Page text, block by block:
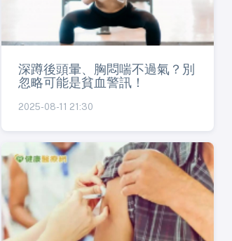
深蹲後頭暈、胸悶喘不過氣？別
忽略可能是貧血警訊！
2025-08-11 21:30